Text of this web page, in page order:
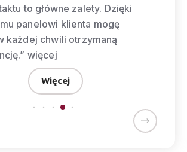
świadczonych nam usług. Do
plusów zaliczyć także trzeba
centrach wielu miast w Polsce.”
Więcej